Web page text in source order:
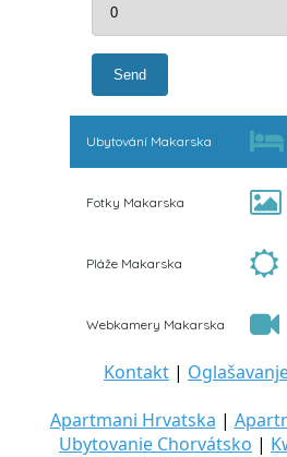
Ubytování Makarska
Fotky Makarska
Pláže Makarska
Webkamery Makarska
Kontakt |
Apartmani Hrvatska |
Ubytovanie Chorvátsko |